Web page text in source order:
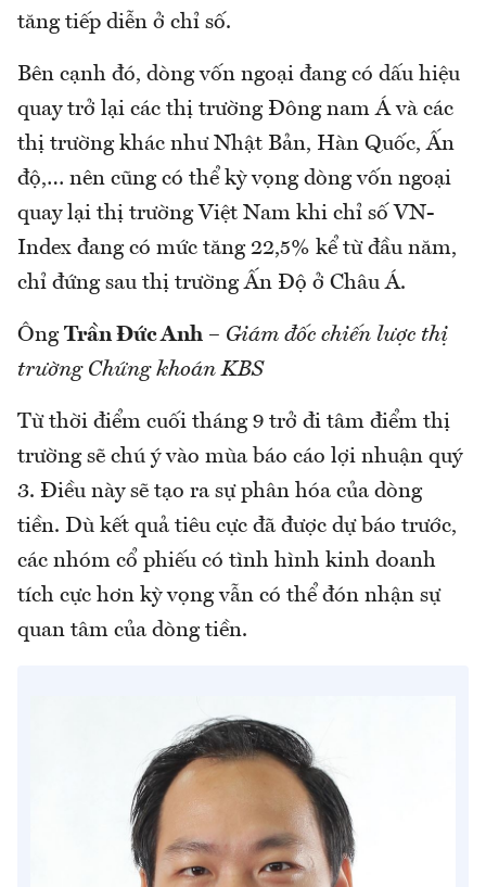
tăng tiếp diễn ở chỉ số.
Bên cạnh đó, dòng vốn ngoại đang có dấu hiệu
quay trở lại các thị trường Đông nam Á và các
thị trường khác như Nhật Bản, Hàn Quốc, Ấn
độ,… nên cũng có thể kỳ vọng dòng vốn ngoại
quay lại thị trường Việt Nam khi chỉ số VN-
Index đang có mức tăng 22,5% kể từ đầu năm,
chỉ đứng sau thị trường Ấn Độ ở Châu Á.
Ông Trần Đức Anh – Giám đốc chiến lược thị
trường Chứng khoán KBS
Từ thời điểm cuối tháng 9 trở đi tâm điểm thị
trường sẽ chú ý vào mùa báo cáo lợi nhuận quý
3. Điều này sẽ tạo ra sự phân hóa của dòng
tiền. Dù kết quả tiêu cực đã được dự báo trước,
các nhóm cổ phiếu có tình hình kinh doanh
tích cực hơn kỳ vọng vẫn có thể đón nhận sự
quan tâm của dòng tiền.